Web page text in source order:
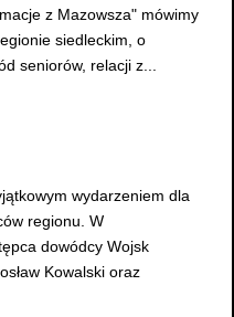
z Mazowsza" mówimy
siedleckim, o
seniorów, relacji z...
wydarzeniem dla
regionu. W
dowódcy Wojsk
Kowalski oraz